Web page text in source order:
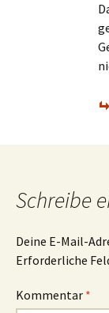
Schreibe
Deine E-Mail-
Erforderliche
Kommentar *